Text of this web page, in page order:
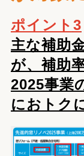
ポイント 3
主な補助
が、補助
2025事業
におトク